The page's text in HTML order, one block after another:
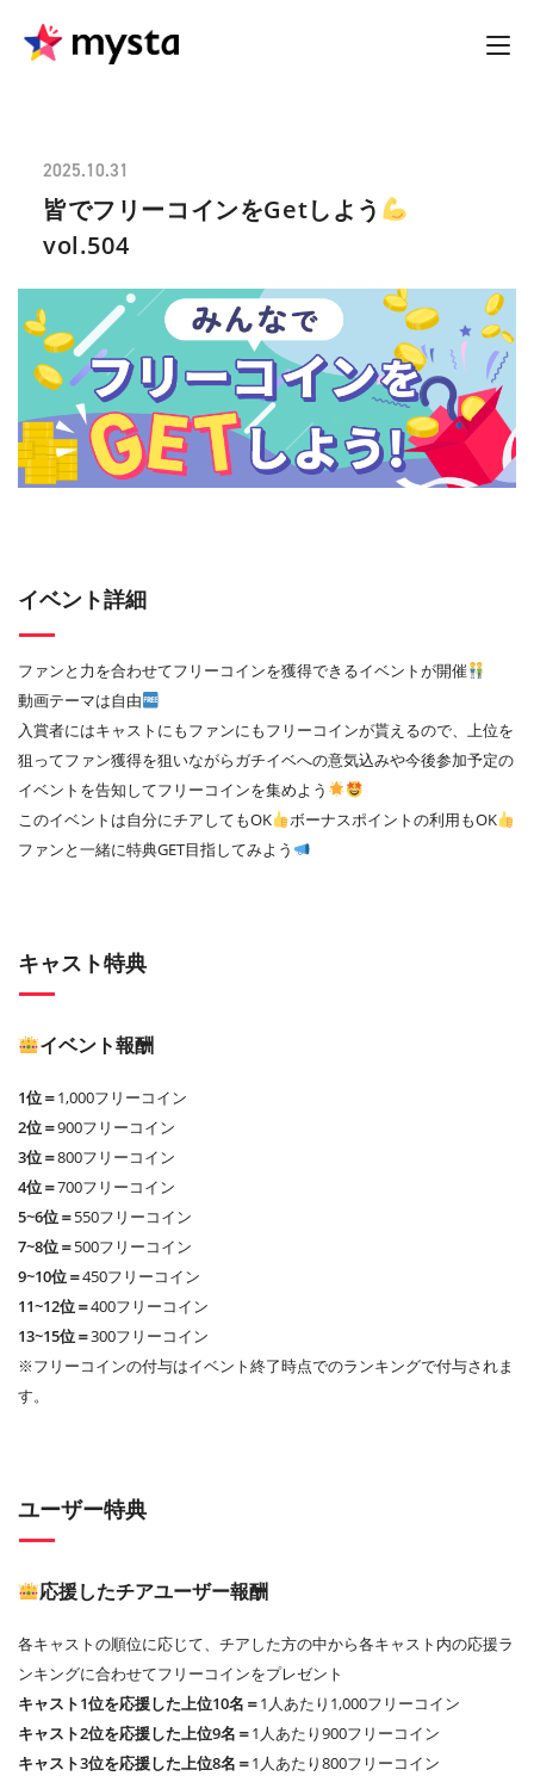
2025.10.31
皆でフリーコインをGetしよう
vol.504
イベント詳細
ファンと力を合わせてフリーコインを獲得できるイベントが開催
動画テーマは自由
入賞者にはキャストにもファンにもフリーコインが貰えるので、上位を
狙ってファン獲得を狙いながらガチイベへの意気込みや今後参加予定の
イベントを告知してフリーコインを集めよう
このイベントは自分にチアしてもOK
ボーナスポイントの利用もOK
ファンと一緒に特典GET目指してみよう
キャスト特典
イベント報酬
1位＝1,000フリーコイン
2位＝900フリーコイン
3位＝800フリーコイン
4位＝700フリーコイン
5~6位＝550フリーコイン
7~8位＝500フリーコイン
9~10位＝450フリーコイン
11~12位＝400フリーコイン
13~15位＝300フリーコイン
※フリーコインの付与はイベント終了時点でのランキングで付与されま
す。
ユーザー特典
応援したチアユーザー報酬
各キャストの順位に応じて、チアした方の中から各キャスト内の応援ラ
ンキングに合わせてフリーコインをプレゼント
キャスト1位を応援した上位10名＝1人あたり1,000フリーコイン
キャスト2位を応援した上位9名＝1人あたり900フリーコイン
キャスト3位を応援した上位8名＝1人あたり800フリーコイン